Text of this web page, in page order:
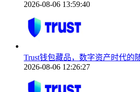
2026-08-06 13:59:40
Trust钱包藏品，数字资产时代的
2026-08-06 12:26:27